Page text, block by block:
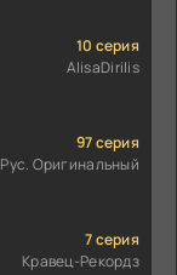
10 серия
AlisaDirilis
97 серия
Рус. Оригинальный
7 серия
Кравец-Рекордз